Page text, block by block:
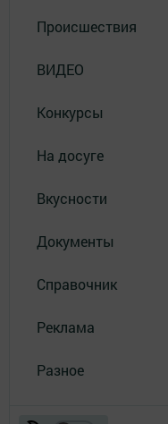
Происшествия
ВИДЕО
Конкурсы
На досуге
Вкусности
Документы
Справочник
Реклама
Разное